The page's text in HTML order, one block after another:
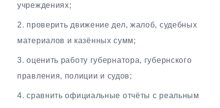
учреждениях;
проверить движение дел, жалоб, судебных
материалов и казённых сумм;
оценить работу губернатора, губернского
правления, полиции и судов;
сравнить официальные отчёты с реальным